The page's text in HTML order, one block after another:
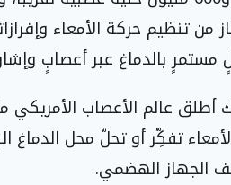
من تنظيم حركة الأمعاء
مستمرٍ بالدماغ عبر أعصابٍ
أطلق عالم الأعصاب
تفكِّر أو تحلّ محل
الجهاز الهضمي.